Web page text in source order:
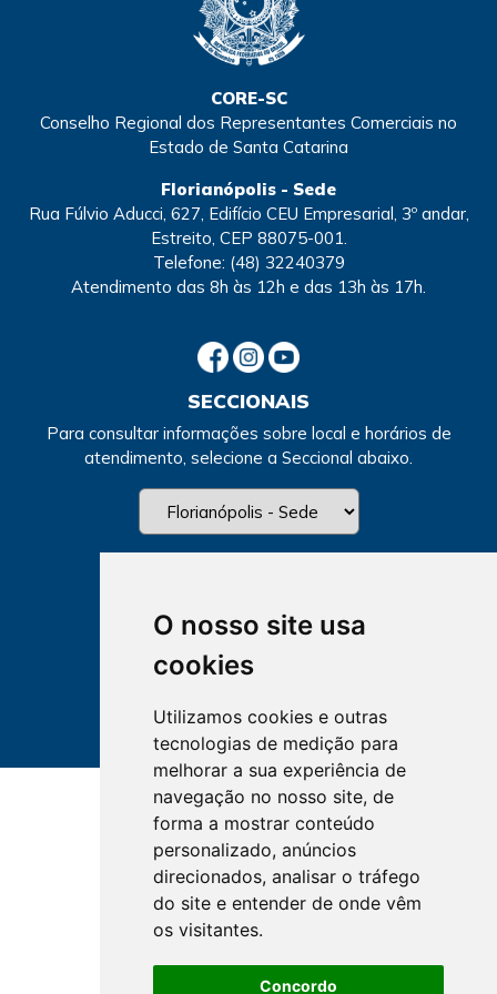
O nosso site usa
cookies
Utilizamos cookies e outras
tecnologias de medição para
melhorar a sua experiência de
navegação no nosso site, de
forma a mostrar conteúdo
personalizado, anúncios
direcionados, analisar o tráfego
do site e entender de onde vêm
os visitantes.
Concordo
CORE-SC
Conselho Regional dos Representantes Comerciais no
Estado de Santa Catarina
Florianópolis - Sede
Rua Fúlvio Aducci, 627, Edifício CEU Empresarial, 3º andar,
Estreito, CEP 88075-001.
Telefone: (48) 32240379
Atendimento das 8h às 12h e das 13h às 17h.
SECCIONAIS
Para consultar informações sobre local e horários de
atendimento, selecione a Seccional abaixo.